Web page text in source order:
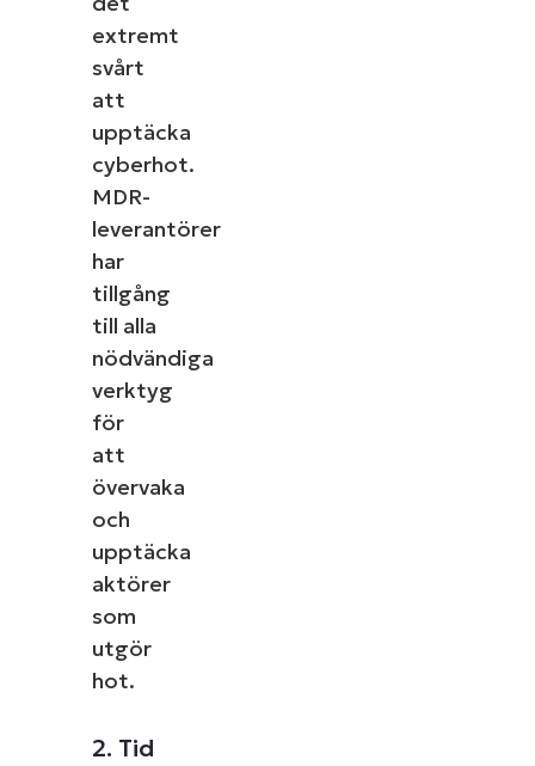
extremt
svårt
att
upptäcka
cyberhot.
MDR-
leverantörer
har
tillgång
till alla
nödvändiga
verktyg
för
att
övervaka
och
upptäcka
aktörer
som
utgör
hot.
2. Tid